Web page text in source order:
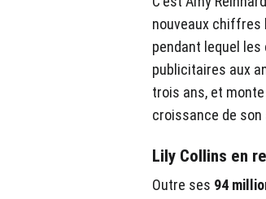
nouveaux chiffres
pendant lequel
publicitaires aux
trois ans, et
croissance de
Lily Collins en
Outre ses 94